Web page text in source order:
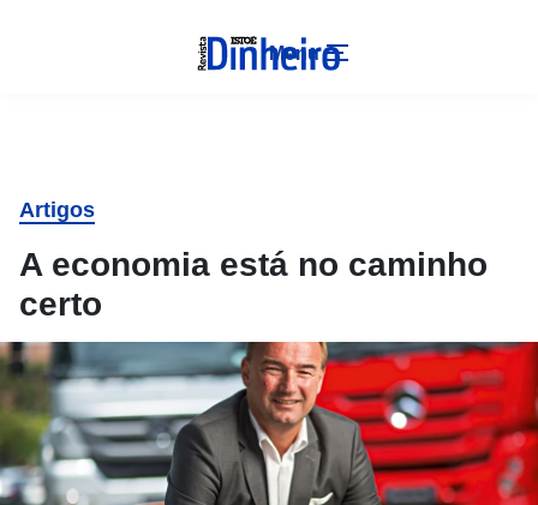
Menu
Artigos
A economia está no caminho
certo